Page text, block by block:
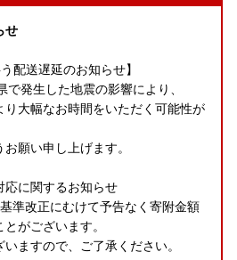
せ
配送遅延のお知らせ】
発生した地震の影響により、
大幅なお時間をいただく可能性が
願い申し上げます。
応に関するお知らせ
準改正にむけて予告なく寄附金額
がございます。
ますので、ご了承ください。